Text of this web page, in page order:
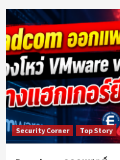
Security Corner Top Story